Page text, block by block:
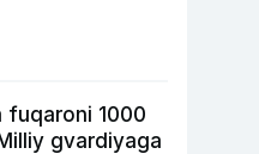
fuqaroni 1000
gvardiyaga